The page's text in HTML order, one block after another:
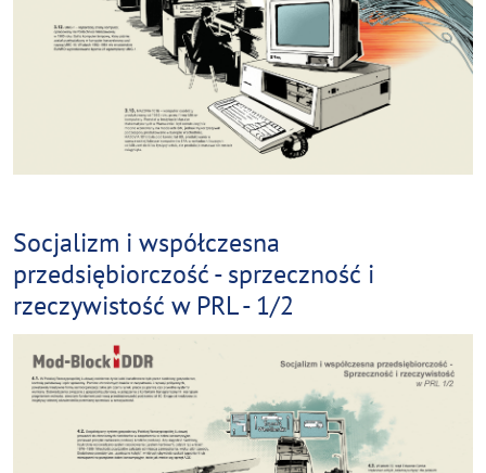
Socjalizm i współczesna
przedsiębiorczość - sprzeczność i
rzeczywistość w PRL - 1/2